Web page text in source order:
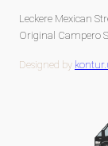
Leckere Mexican
Original Campero
Designed by